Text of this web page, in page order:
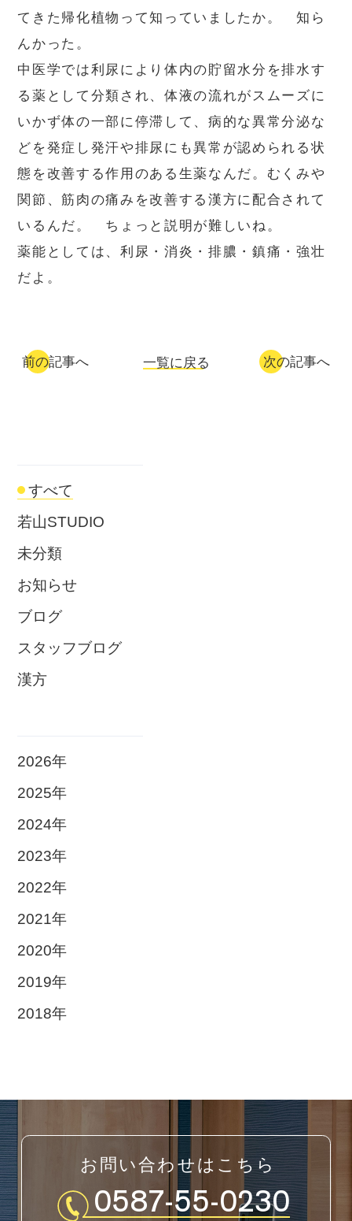
てきた帰化植物って知っていましたか。 知ら
んかった。
中医学では利尿により体内の貯留水分を排水す
る薬として分類され、体液の流れがスムーズに
いかず体の一部に停滞して、病的な異常分泌な
どを発症し発汗や排尿にも異常が認められる状
態を改善する作用のある生薬なんだ。むくみや
関節、筋肉の痛みを改善する漢方に配合されて
いるんだ。 ちょっと説明が難しいね。
薬能としては、利尿・消炎・排膿・鎮痛・強壮
だよ。
前の記事へ 一覧に戻る 次の記事へ
すべて
若山STUDIO
未分類
お知らせ
ブログ
スタッフブログ
漢方
2026年
2025年
2024年
2023年
2022年
2021年
2020年
2019年
2018年
お問い合わせはこちら
0587-55-0230